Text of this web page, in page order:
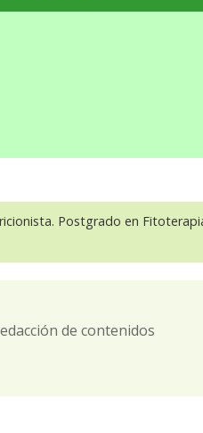
Postgrado en
de contenidos